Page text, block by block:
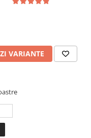
VARIANTE